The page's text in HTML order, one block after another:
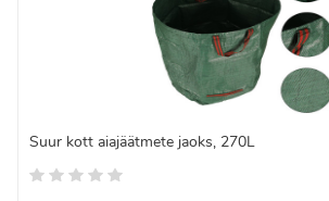
Suur kott aiajäätmete jaoks, 270L